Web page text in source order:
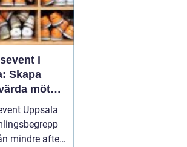
i
Skapa
möten
team
Uppsala
mindre after